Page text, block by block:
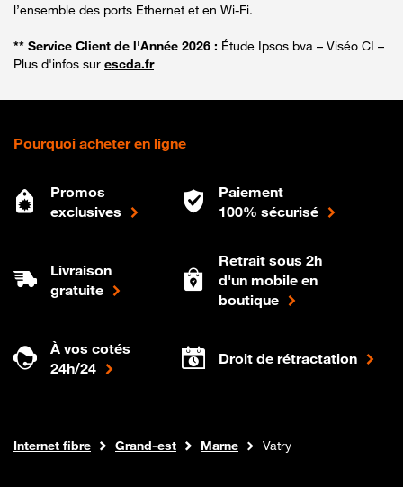
l’ensemble des ports Ethernet et en Wi-Fi.
** Service Client de l'Année 2026 : Étude Ipsos bva – Viséo CI –
Plus d'infos sur escda.fr
Pourquoi acheter en ligne
Promos
exclusives
Paiement
100% sécurisé
Livraison
gratuite
Retrait sous 2h
d'un mobile en
boutique
À vos cotés
24h/24
Droit de rétractation
Boutique Orange
Internet fibre Grand-est Marne Vatry